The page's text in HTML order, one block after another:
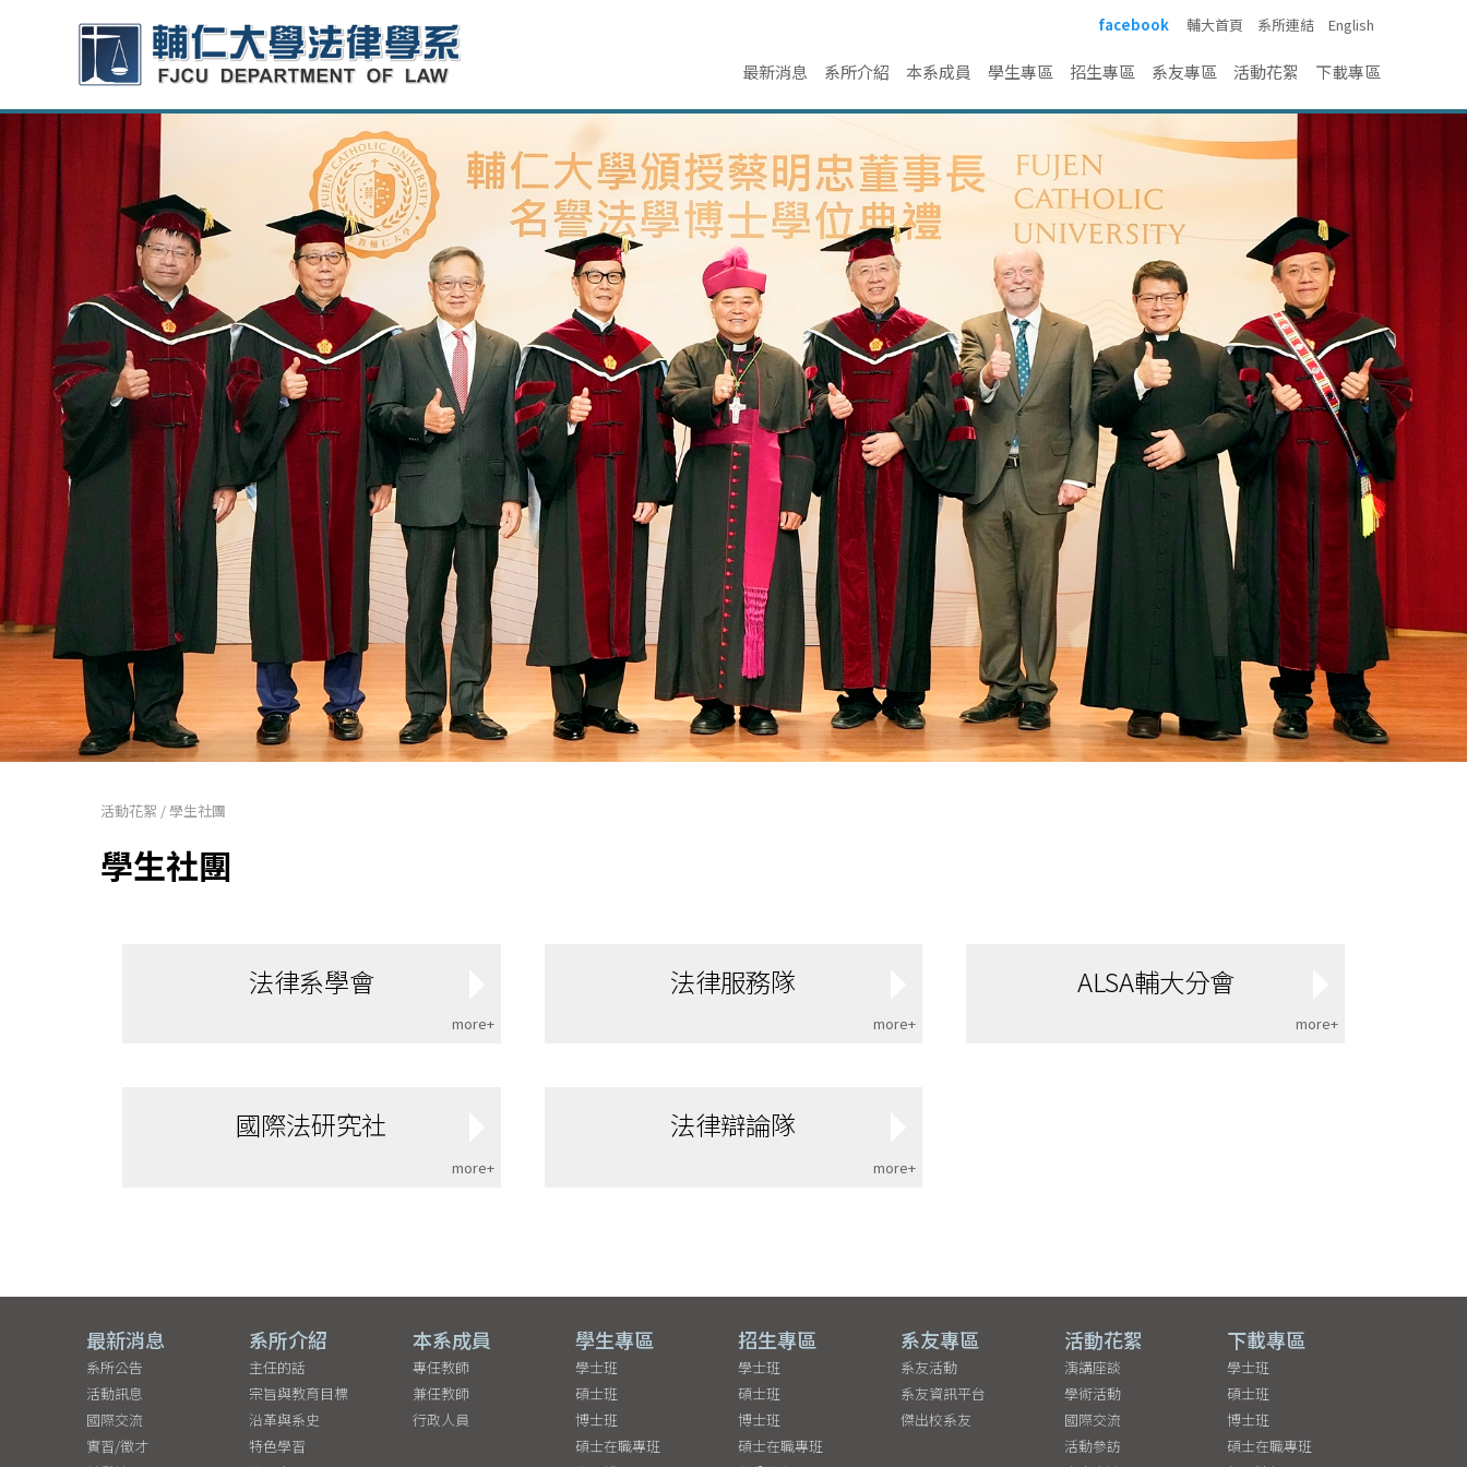
facebook 輔大首頁 系所連結 English
最新消息 系所介紹 本系成員 學生專區 招生專區 系友專區 活動花絮 下載專區
活動花絮 /學生社團
學生社團
法律系學會
more+
法律服務隊
more+
ALSA輔大分會
more+
國際法研究社
more+
法律辯論隊
more+
最新消息
系所公告
活動訊息
國際交流
實習/徵才
系所介紹
主任的話
宗旨與教育目標
沿革與系史
特色學習
本系成員
專任教師
兼任教師
行政人員
學生專區
學士班
碩士班
博士班
碩士在職專班
招生專區
學士班
碩士班
博士班
碩士在職專班
系友專區
系友活動
系友資訊平台
傑出校系友
活動花絮
演講座談
學術活動
國際交流
活動參訪
下載專區
學士班
碩士班
博士班
碩士在職專班